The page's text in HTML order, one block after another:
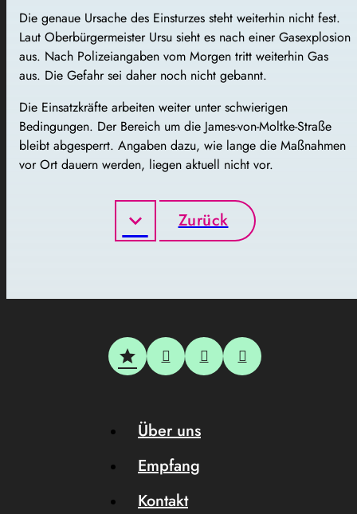
Die genaue Ursache des Einsturzes steht weiterhin nicht fest.
Laut Oberbürgermeister Ursu sieht es nach einer Gasexplosion
aus. Nach Polizeiangaben vom Morgen tritt weiterhin Gas
aus. Die Gefahr sei daher noch nicht gebannt.
Die Einsatzkräfte arbeiten weiter unter schwierigen
Bedingungen. Der Bereich um die James-von-Moltke-Straße
bleibt abgesperrt. Angaben dazu, wie lange die Maßnahmen
vor Ort dauern werden, liegen aktuell nicht vor.
Zurück
Über uns
Empfang
Kontakt